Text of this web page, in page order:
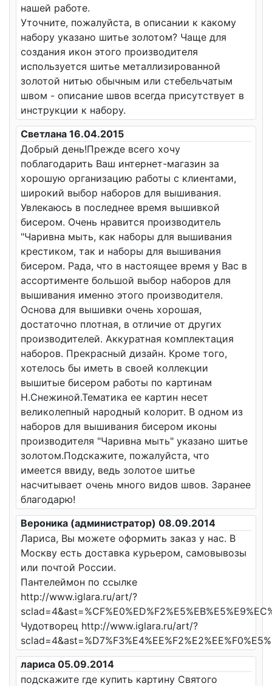
нашей работе.
Уточните, пожалуйста, в описании к какому
набору указано шитье золотом? Чаще для
создания икон этого производителя
используется шитье металлизированной
золотой нитью обычным или стебельчатым
швом - описание швов всегда присутствует в
инструкции к набору.
Светлана 16.04.2015
Добрый день!Прежде всего хочу
поблагодарить Ваш интернет-магазин за
хорошую организацию работы с клиентами,
широкий выбор наборов для вышивания.
Увлекаюсь в последнее время вышивкой
бисером. Очень нравится производитель
"Чаривна мыть, как наборы для вышивания
крестиком, так и наборы для вышивания
бисером. Рада, что в настоящее время у Вас в
ассортименте большой выбор наборов для
вышивания именно этого производителя.
Основа для вышивки очень хорошая,
достаточно плотная, в отличие от других
производителей. Аккуратная комплектация
наборов. Прекрасный дизайн. Кроме того,
хотелось бы иметь в своей коллекции
вышитые бисером работы по картинам
Н.Снежиной.Тематика ее картин несет
великолепный народный колорит. В одном из
наборов для вышивания бисером иконы
производителя "Чаривна мыть" указано шитье
золотом.Подскажите, пожалуйста, что
имеется ввиду, ведь золотое шитье
насчитывает очень много видов швов. Заранее
благодарю!
Вероника (администратор) 08.09.2014
Лариса, Вы можете оформить заказ у нас. В
Москву есть доставка курьером, самовывозы
или почтой России.
Пантелеймон по ссылке
http://www.iglara.ru/art/?
Чудотворец http://www.iglara.ru/art/?
лариса 05.09.2014
подскажите где купить картину Святого